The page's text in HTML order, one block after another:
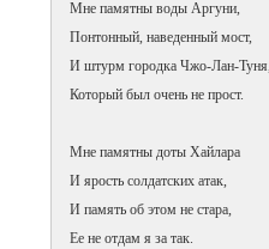
Мне памятны воды Аргуни,
Понтонный, наведенный мост,
И штурм городка Чжо-Лан-Туня,
Который был очень не прост.
Мне памятны доты Хайлара
И ярость солдатских атак,
И память об этом не стара,
Ее не отдам я за так.